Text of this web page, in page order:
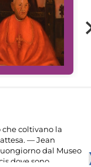
che coltivano la
— Jean
dal Museo
dove sono